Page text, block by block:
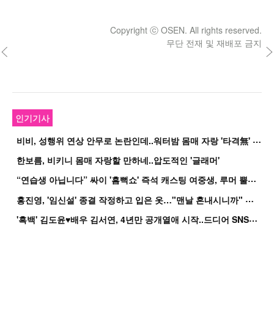
Copyright ⓒ OSEN. All rights reserved.
무단 전재 및 재배포 금지
인기기사
비
비, 성행위 연상 안무로 논란인데..워터밤 몸매 자랑 '타격無' 근황
한보름, 비키니 몸매 자랑할 만하네..압도적인 '글래머'
“
연습생 아닙니다” 싸이 '흠뻑쇼' 즉석 캐스팅 여중생, 루머 뿔났다[Oh!쎈 이...
홍
진영, '임신설' 종결 작정하고 입은 옷…"맨날 혼내시니까" 억울
'
흑백' 김도윤♥배우 김서연, 4년만 공개열애 시작..드디어 SNS에 노출 [핫피...